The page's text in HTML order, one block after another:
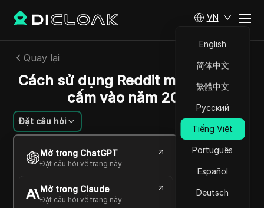
VN
English
简体中文
繁體中文
Русский
Tiếng Việt
Português
Español
Deutsch
Quay lại
Cách sử dụng Reddit mà không bị
cấm vào năm 2026
Đặt câu hỏi
Mở trong ChatGPT
Đặt câu hỏi về trang này
Mở trong Claude
Đặt câu hỏi về trang này
Emily Grace
30 Th06 2026 8
Đọc trong giây phút
Copy Link